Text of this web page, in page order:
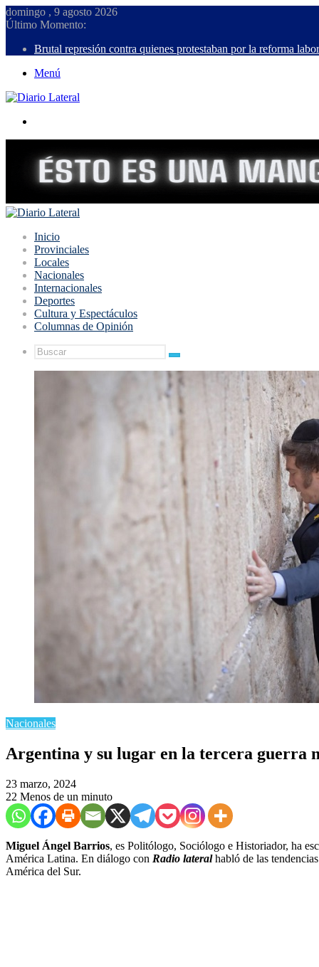
domingo , 9 agosto 2026
Último Momento:
Brutal represión contra quienes protestaban por la reforma
Menú
Inicio
Provinciales
Locales
Nacionales
Internacionales
Deportes
Cultura y Espectáculos
Columnas de Opinión
Buscar
Nacionales
Argentina y su lugar en la tercera guerra
23 marzo, 2024
22 Menos de un minuto
Miguel Ángel Barrios, es Politólogo, Sociólogo e Historiador, ha
América Latina. En diálogo con Radio lateralhabló de las
América del Sur.